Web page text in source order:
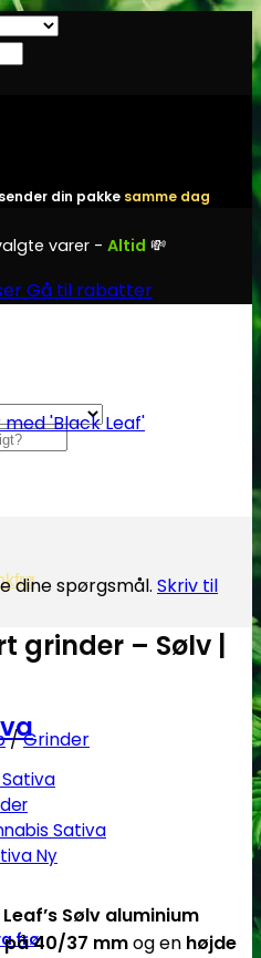
din pakke samme dag
varer - Altid 💸
Gå til rabatter
Sativa
frø
dine spørgsmål. Skriv til
grinder – Sølv |
/Grinder
Sølv aluminium
40/37 mmog en højde